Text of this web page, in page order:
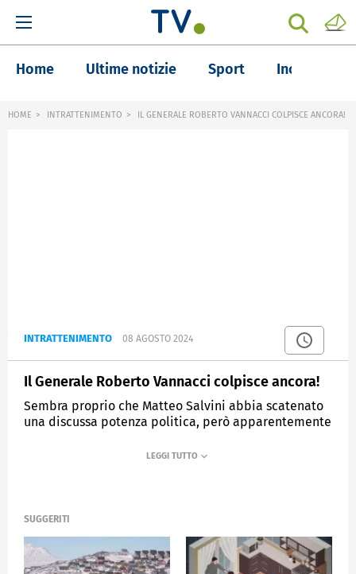
Home Ultime notizie Sport Inchieste
HOME INTRATTENIMENTO IL GENERALE ROBERTO VANNACCI COLPISCE ANCORA!
INTRATTENIMENTO 08 AGOSTO 2024
Il Generale Roberto Vannacci colpisce ancora!
Sembra proprio che Matteo Salvini abbia scatenato
una discussa potenza politica, però apparentemente
SUGGERITI